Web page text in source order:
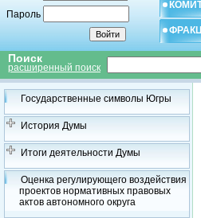
Пароль
Поиск
расширенный поиск
Государственные символы Югры
История Думы
Итоги деятельности Думы
Оценка регулирующего воздействия
проектов нормативных правовых
актов автономного округа